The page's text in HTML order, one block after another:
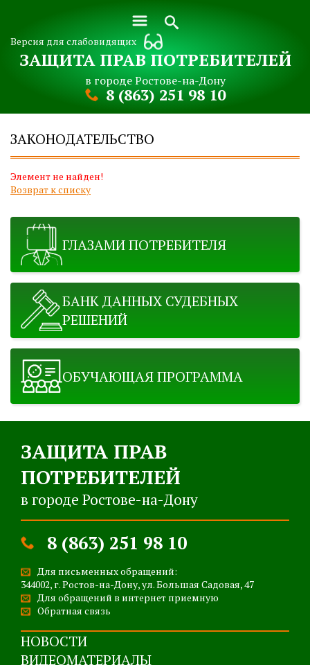
Версия для слабовидящих
ЗАЩИТА ПРАВ ПОТРЕБИТЕЛЕЙ
в городе Ростове-на-Дону
8 (863) 251 98 10
ЗАКОНОДАТЕЛЬСТВО
Элемент не найден!
Возврат к списку
ГЛАЗАМИ ПОТРЕБИТЕЛЯ
БАНК ДАННЫХ СУДЕБНЫХ
РЕШЕНИЙ
ОБУЧАЮЩАЯ ПРОГРАММА
ЗАЩИТА ПРАВ
ПОТРЕБИТЕЛЕЙ
в городе Ростове-на-Дону
8 (863) 251 98 10
Для письменных обращений:
344002, г. Ростов-на-Дону, ул. Большая Садовая, 47
Для обращений в интернет приемную
Обратная связь
НОВОСТИ
ВИДЕОМАТЕРИАЛЫ